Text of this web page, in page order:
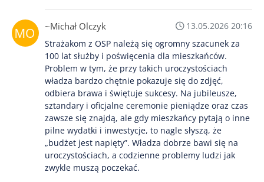
~Michał Olczyk
13.05.2026 20:16
Strażakom z OSP należą się ogromny szacunek za
100 lat służby i poświęcenia dla mieszkańców.
Problem w tym, że przy takich uroczystościach
władza bardzo chętnie pokazuje się do zdjęć,
odbiera brawa i świętuje sukcesy. Na jubileusze,
sztandary i oficjalne ceremonie pieniądze oraz czas
zawsze się znajdą, ale gdy mieszkańcy pytają o inne
pilne wydatki i inwestycje, to nagle słyszą, że
„budżet jest napięty”. Władza dobrze bawi się na
uroczystościach, a codzienne problemy ludzi jak
zwykle muszą poczekać.